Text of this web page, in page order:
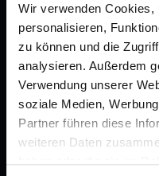
Wir verwenden Cookies,
personalisieren,
zu können und die
analysieren. Außerdem
Verwendung unserer
soziale Medien,
Partner führen diese
weiteren Daten
haben oder die sie im
entradas para
Por regla general, la
semanas de